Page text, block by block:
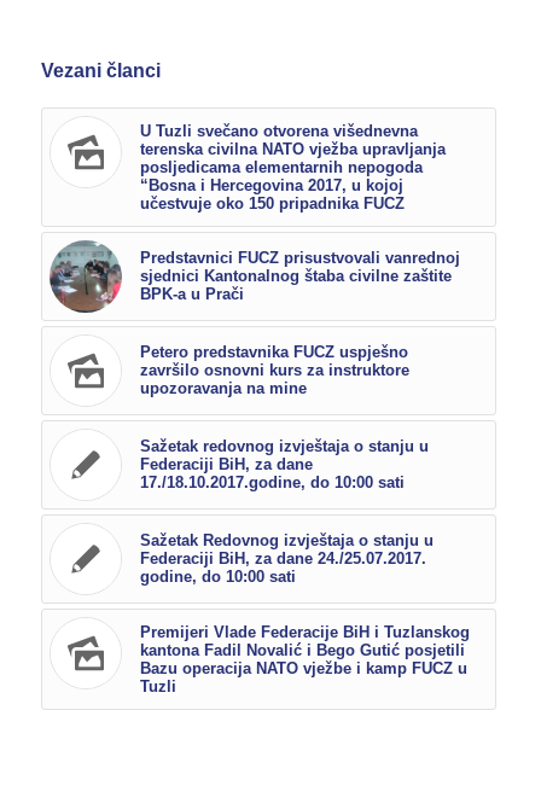
Vezani članci
U Tuzli svečano otvorena višednevna
terenska civilna NATO vježba upravljanja
posljedicama elementarnih nepogoda
“Bosna i Hercegovina 2017, u kojoj
učestvuje oko 150 pripadnika FUCZ
Predstavnici FUCZ prisustvovali vanrednoj
sjednici Kantonalnog štaba civilne zaštite
BPK-a u Prači
Petero predstavnika FUCZ uspješno
završilo osnovni kurs za instruktore
upozoravanja na mine
Sažetak redovnog izvještaja o stanju u
Federaciji BiH, za dane
17./18.10.2017.godine, do 10:00 sati
Sažetak Redovnog izvještaja o stanju u
Federaciji BiH, za dane 24./25.07.2017.
godine, do 10:00 sati
Premijeri Vlade Federacije BiH i Tuzlanskog
kantona Fadil Novalić i Bego Gutić posjetili
Bazu operacija NATO vježbe i kamp FUCZ u
Tuzli